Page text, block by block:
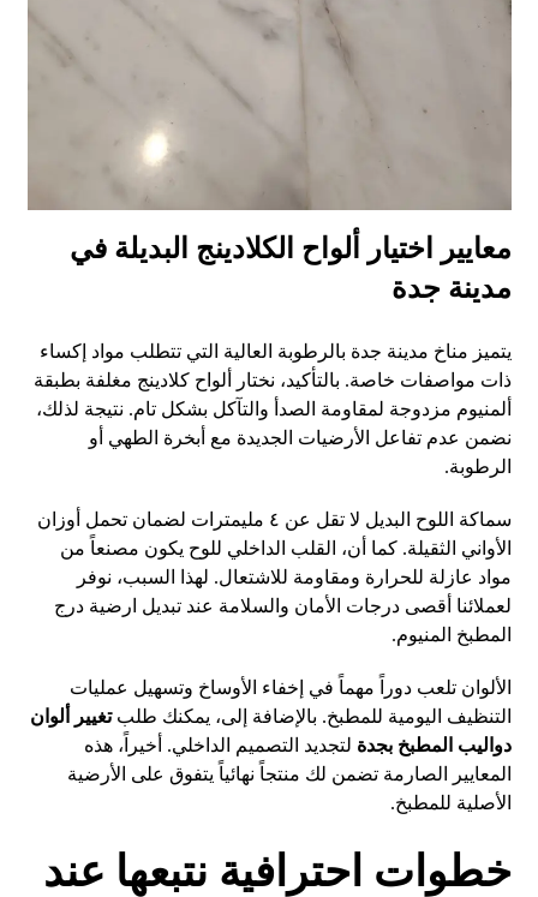
معايير اختيار ألواح الكلادينج البديلة في
مدينة جدة
يتميز مناخ مدينة جدة بالرطوبة العالية التي تتطلب مواد إكساء
ذات مواصفات خاصة. بالتأكيد، نختار ألواح كلادينج مغلفة بطبقة
ألمنيوم مزدوجة لمقاومة الصدأ والتآكل بشكل تام. نتيجة لذلك،
نضمن عدم تفاعل الأرضيات الجديدة مع أبخرة الطهي أو
الرطوبة.
سماكة اللوح البديل لا تقل عن ٤ مليمترات لضمان تحمل أوزان
الأواني الثقيلة. كما أن، القلب الداخلي للوح يكون مصنعاً من
مواد عازلة للحرارة ومقاومة للاشتعال. لهذا السبب، نوفر
لعملائنا أقصى درجات الأمان والسلامة عند تبديل ارضية درج
المطبخ المنيوم.
الألوان تلعب دوراً مهماً في إخفاء الأوساخ وتسهيل عمليات
التنظيف اليومية للمطبخ. بالإضافة إلى، يمكنك طلبتغيير ألوان
دواليب المطبخ بجدة لتجديد التصميم الداخلي. أخيراً، هذه
المعايير الصارمة تضمن لك منتجاً نهائياً يتفوق على الأرضية
الأصلية للمطبخ.
خطوات احترافية نتبعها عند